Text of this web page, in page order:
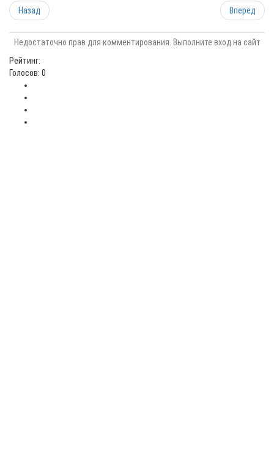
Назад Вперёд
Недостаточно прав для комментирования. Выполните вход на сайт
Рейтинг:
Голосов: 0